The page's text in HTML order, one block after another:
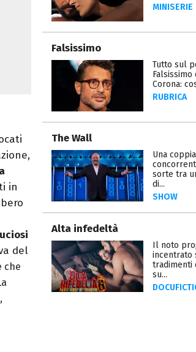
in
del
che
MINISERIE
Falsissimo
Tutto sul
Falsissimo
Corona:
RUBRICA
The Wall
Una
sorte tra
di...
SHOW
Alta infedeltà
Il noto
incentrato
tradimenti
su...